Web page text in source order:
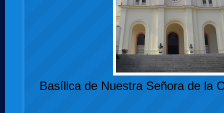
Basílica de Nuestra Señora de la